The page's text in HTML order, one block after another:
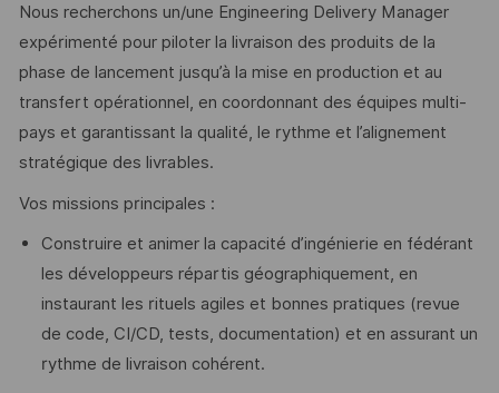
Nous recherchons un/une Engineering Delivery Manager
expérimenté pour piloter la livraison des produits de la
phase de lancement jusqu’à la mise en production et au
transfert opérationnel, en coordonnant des équipes multi-
pays et garantissant la qualité, le rythme et l’alignement
stratégique des livrables.
Vos missions principales :
Construire et animer la capacité d’ingénierie en fédérant
les développeurs répartis géographiquement, en
instaurant les rituels agiles et bonnes pratiques (revue
de code, CI/CD, tests, documentation) et en assurant un
rythme de livraison cohérent.